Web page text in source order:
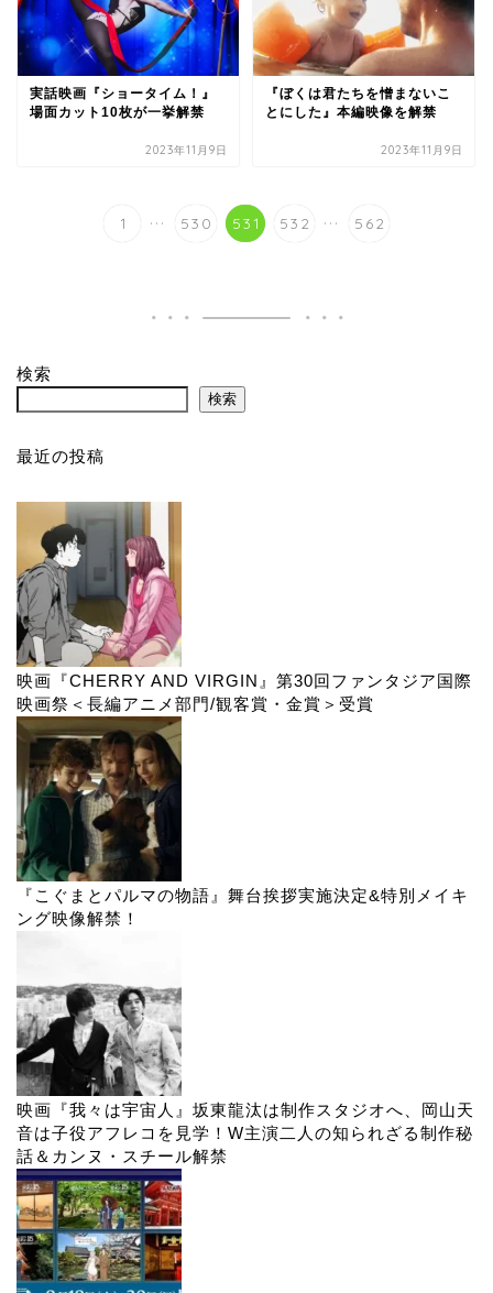
実話映画『ショータイム！』
場面カット10枚が一挙解禁
2023年11月9日
『ぼくは君たちを憎まないこ
とにした』本編映像を解禁
2023年11月9日
1 ... 530 531 532 ... 562
検索
検索
最近の投稿
映画『CHERRY AND VIRGIN』第30回ファンタジア国際
映画祭＜長編アニメ部門/観客賞・金賞＞受賞
『こぐまとパルマの物語』舞台挨拶実施決定&特別メイキ
ング映像解禁！
映画『我々は宇宙人』坂東龍汰は制作スタジオへ、岡山天
音は子役アフレコを見学！W主演二人の知られざる制作秘
話＆カンヌ・スチール解禁